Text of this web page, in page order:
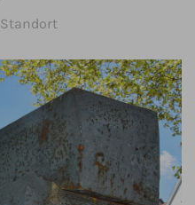
Standort